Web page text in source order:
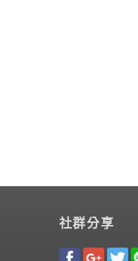
社群分享